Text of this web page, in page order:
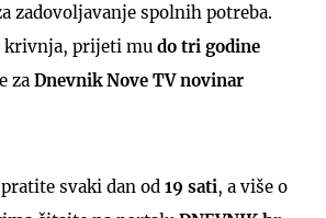
zadovoljavanje spolnih potreba.
krivnja, prijeti mu do tri godine
za Dnevnik Nove TV novinar
svaki dan od 19 sati, a više o